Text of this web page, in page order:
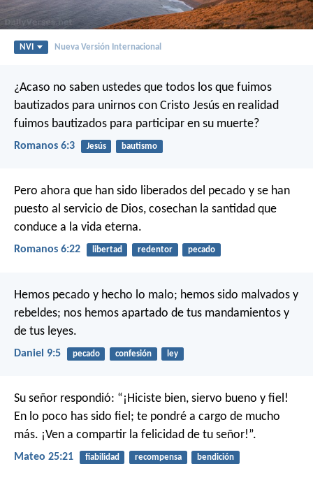
NVI Nueva Versión Internacional
¿Acaso no saben ustedes que todos los que fuimos
bautizados para unirnos con Cristo Jesús en realidad
fuimos bautizados para participar en su muerte?
Romanos 6:3 Jesús bautismo
Pero ahora que han sido liberados del pecado y se han
puesto al servicio de Dios, cosechan la santidad que
conduce a la vida eterna.
Romanos 6:22 libertad redentor pecado
Hemos pecado y hecho lo malo; hemos sido malvados y
rebeldes; nos hemos apartado de tus mandamientos y
de tus leyes.
Daniel 9:5 pecado confesión ley
Su señor respondió: “¡Hiciste bien, siervo bueno y fiel!
En lo poco has sido fiel; te pondré a cargo de mucho
más. ¡Ven a compartir la felicidad de tu señor!”.
Mateo 25:21 fiabilidad recompensa bendición